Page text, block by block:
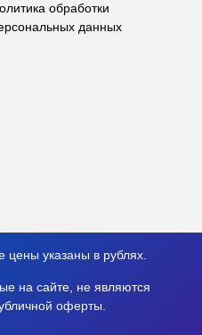
обработки
данных
указаны в рублях.
на сайте, не являются
оферты.